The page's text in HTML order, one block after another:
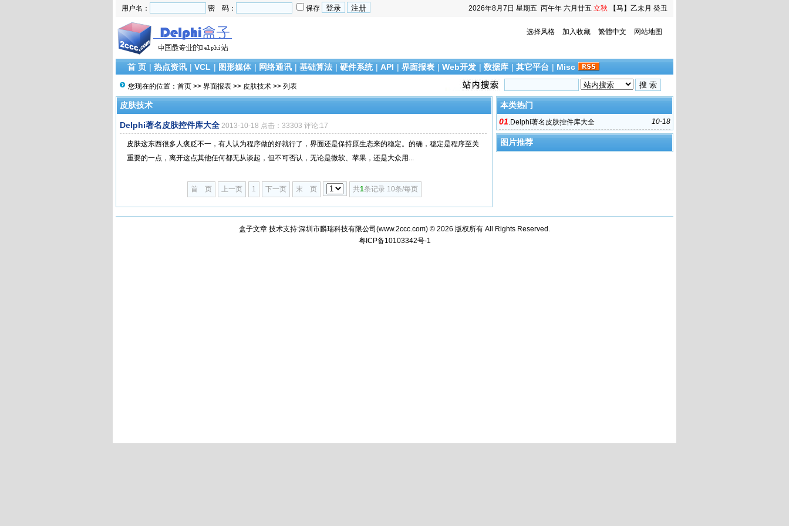
2026年8月7日 星期五 丙午年 六月廿五 立秋
【马】乙未月 癸丑
用户名： 密 码： 保存
选择风格 加入收藏 繁體中文 网站地图
首 页 | 热点资讯 | VCL | 图形媒体 | 网络通讯 | 基础算法 | 硬件系统 | API | 界面报表 | Web开发 | 数据库 | 其它平台 | Misc
您现在的位置： 首页 >> 界面报表 >> 皮肤技术 >> 列表
皮肤技术
Delphi著名皮肤控件库大全 2013-10-18 点击：33303 评论:17
皮肤这东西很多人褒贬不一，有人认为程序做的好就行了，界面还是保持原生态来的稳定。的确，稳定是程序至关
重要的一点，离开这点其他任何都无从谈起，但不可否认，无论是微软、苹果，还是大众用...
首 页 上一页 1 下一页 末 页 共1条记录 10条/每页
本类热门
10-18
01.Delphi著名皮肤控件库大全
图片推荐
盒子文章 技术支持:深圳市麟瑞科技有限公司(www.2ccc.com) © 2026 版权所有 All Rights Reserved.
粤ICP备10103342号-1